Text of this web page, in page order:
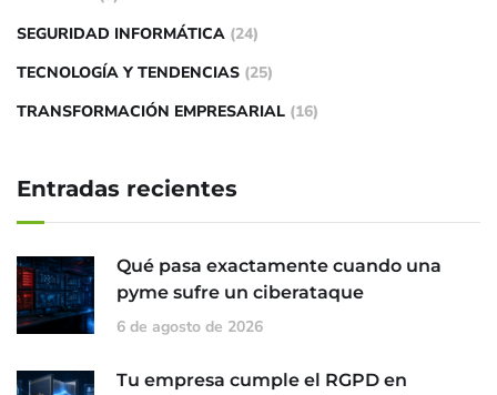
SEGURIDAD INFORMÁTICA (24)
TECNOLOGÍA Y TENDENCIAS (25)
TRANSFORMACIÓN EMPRESARIAL (16)
Entradas recientes
Qué pasa exactamente cuando una
pyme sufre un ciberataque
6 de agosto de 2026
Tu empresa cumple el RGPD en